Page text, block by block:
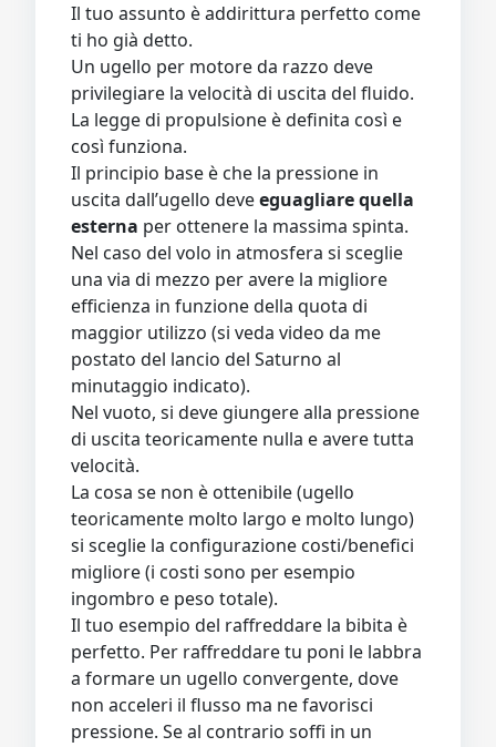
Il tuo assunto è addirittura perfetto come
ti ho già detto.
Un ugello per motore da razzo deve
privilegiare la velocità di uscita del fluido.
La legge di propulsione è definita così e
così funziona.
Il principio base è che la pressione in
uscita dall’ugello deveeguagliare quella
esterna per ottenere la massima spinta.
Nel caso del volo in atmosfera si sceglie
una via di mezzo per avere la migliore
efficienza in funzione della quota di
maggior utilizzo (si veda video da me
postato del lancio del Saturno al
minutaggio indicato).
Nel vuoto, si deve giungere alla pressione
di uscita teoricamente nulla e avere tutta
velocità.
La cosa se non è ottenibile (ugello
teoricamente molto largo e molto lungo)
si sceglie la configurazione costi/benefici
migliore (i costi sono per esempio
ingombro e peso totale).
Il tuo esempio del raffreddare la bibita è
perfetto. Per raffreddare tu poni le labbra
a formare un ugello convergente, dove
non acceleri il flusso ma ne favorisci
pressione. Se al contrario soffi in un